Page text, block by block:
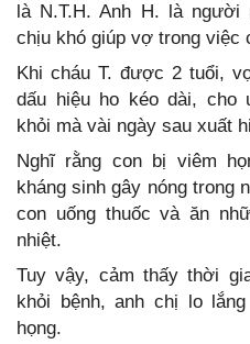
là N.T.H. Anh H. là
chịu khó giúp vợ trong việc
Khi cháu T. được 2 tuổi,
dấu hiệu ho kéo dài, cho
khỏi mà vài ngày sau xuất
Nghĩ rằng con bị viêm
kháng sinh gây nóng trong
con uống thuốc và ăn
nhiệt.
Tuy vậy, cảm thấy thời
khỏi bệnh, anh chị lo
họng.